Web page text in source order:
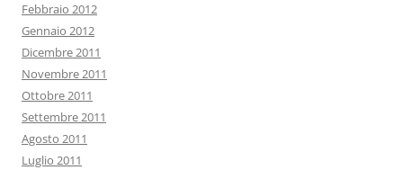
Febbraio 2012
Gennaio 2012
Dicembre 2011
Novembre 2011
Ottobre 2011
Settembre 2011
Agosto 2011
Luglio 2011